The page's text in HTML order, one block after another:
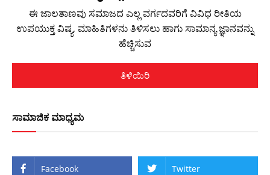
ಈ ಜಾಲತಾಣವು ಸಮಾಜದ ಎಲ್ಲ ವರ್ಗದವರಿಗೆ ವಿವಿಧ ರೀತಿಯ
ಉಪಯುಕ್ತ ವಿಷ್ಯ, ಮಾಹಿತಿಗಳನು ತಿಳಿಸಲು ಹಾಗು ಸಾಮಾನ್ಯ ಜ್ಞಾನವನ್ನು
ಹೆಚ್ಚಿಸುವ
ತಿಳಿಯಿರಿ
ಸಾಮಾಜಿಕ ಮಾಧ್ಯಮ
Facebook Twitter